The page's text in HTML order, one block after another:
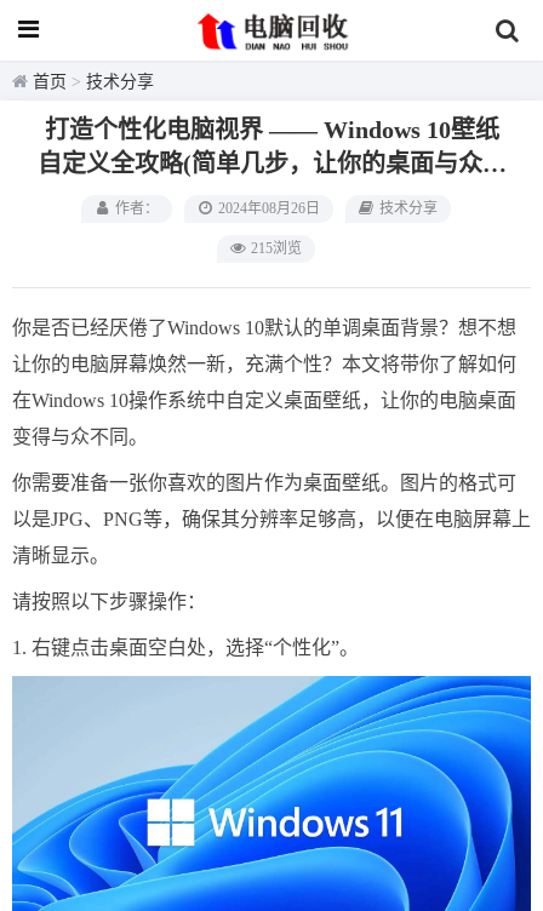
首页 > 技术分享
打造个性化电脑视界 —— Windows 10壁纸
自定义全攻略(简单几步，让你的桌面与众不
同)
作者： 2024年08月26日 技术分享
215浏览
你是否已经厌倦了Windows 10默认的单调桌面背景？想不想
让你的电脑屏幕焕然一新，充满个性？本文将带你了解如何
在Windows 10操作系统中自定义桌面壁纸，让你的电脑桌面
变得与众不同。
你需要准备一张你喜欢的图片作为桌面壁纸。图片的格式可
以是JPG、PNG等，确保其分辨率足够高，以便在电脑屏幕上
清晰显示。
请按照以下步骤操作：
1. 右键点击桌面空白处，选择“个性化”。